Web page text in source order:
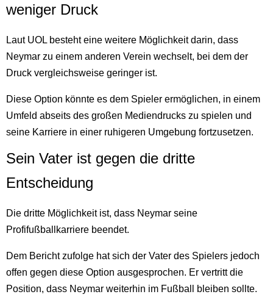
weniger Druck
Laut UOL besteht eine weitere Möglichkeit darin, dass
Neymar zu einem anderen Verein wechselt, bei dem der
Druck vergleichsweise geringer ist.
Diese Option könnte es dem Spieler ermöglichen, in einem
Umfeld abseits des großen Mediendrucks zu spielen und
seine Karriere in einer ruhigeren Umgebung fortzusetzen.
Sein Vater ist gegen die dritte
Entscheidung
Die dritte Möglichkeit ist, dass Neymar seine
Profifußballkarriere beendet.
Dem Bericht zufolge hat sich der Vater des Spielers jedoch
offen gegen diese Option ausgesprochen. Er vertritt die
Position, dass Neymar weiterhin im Fußball bleiben sollte.